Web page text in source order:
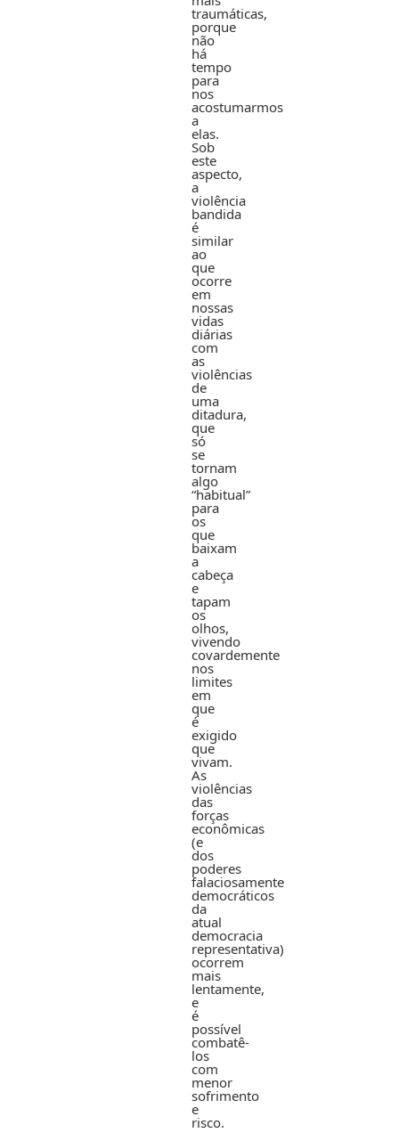
traumáticas,
porque
não
há
tempo
para
nos
acostumarmos
a
elas.
Sob
este
aspecto,
a
violência
bandida
é
similar
ao
que
ocorre
em
nossas
vidas
diárias
com
as
violências
de
uma
ditadura,
que
só
se
tornam
algo
“habitual”
para
os
que
baixam
a
cabeça
e
tapam
os
olhos,
vivendo
covardemente
nos
limites
em
que
é
exigido
que
vivam.
As
violências
das
forças
econômicas
(e
dos
poderes
falaciosamente
democráticos
da
atual
democracia
representativa)
ocorrem
mais
lentamente,
e
é
possível
combatê-
los
com
menor
sofrimento
e
risco.